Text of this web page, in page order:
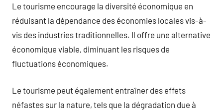
Le tourisme encourage la diversité économique en
réduisant la dépendance des économies locales vis-à-
vis des industries traditionnelles. Il offre une alternative
économique viable, diminuant les risques de
fluctuations économiques.
Le tourisme peut également entraîner des effets
néfastes sur la nature, tels que la dégradation due à